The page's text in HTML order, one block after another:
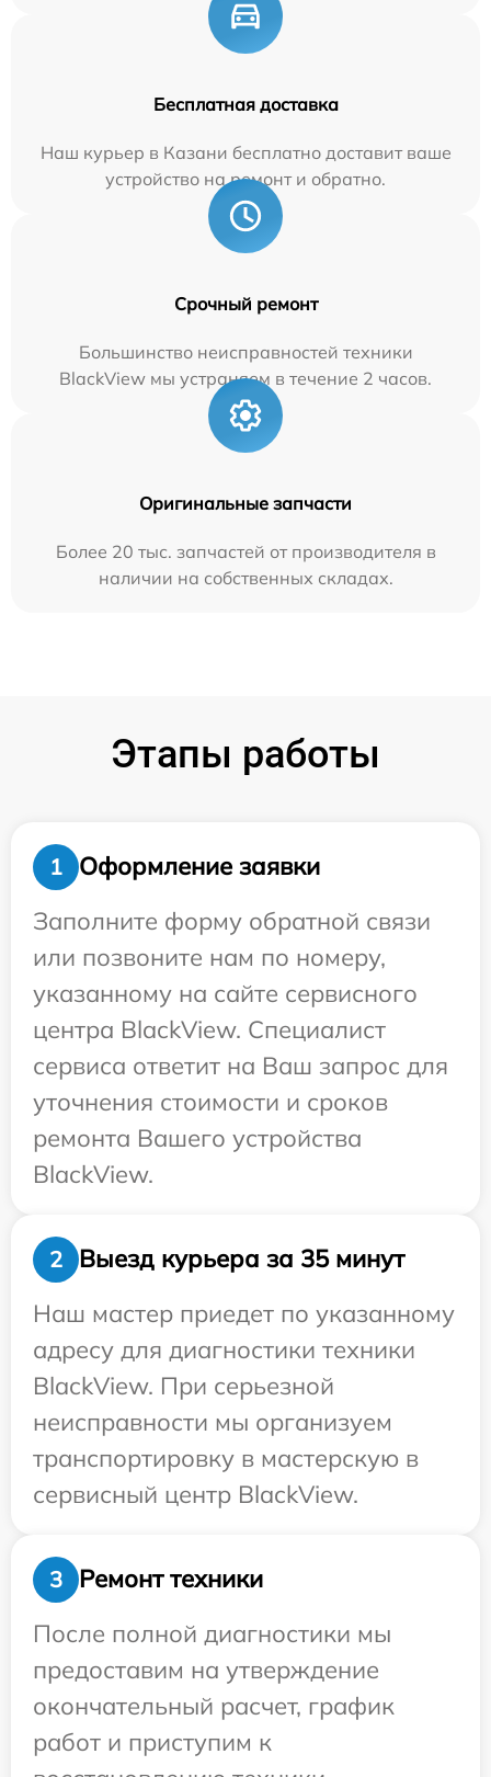
Бесплатная доставка
Наш курьер в Казани бесплатно доставит ваше
устройство на ремонт и обратно.
Срочный ремонт
Большинство неисправностей техники
BlackView мы устраняем в течение 2 часов.
Оригинальные запчасти
Более 20 тыс. запчастей от производителя в
наличии на собственных складах.
Этапы работы
1
Оформление заявки
Заполните форму обратной связи
или позвоните нам по номеру,
указанному на сайте сервисного
центра BlackView. Специалист
сервиса ответит на Ваш запрос для
уточнения стоимости и сроков
ремонта Вашего устройства
BlackView.
2
Выезд курьера за 35 минут
Наш мастер приедет по указанному
адресу для диагностики техники
BlackView. При серьезной
неисправности мы организуем
транспортировку в мастерскую в
сервисный центр BlackView.
3
Ремонт техники
После полной диагностики мы
предоставим на утверждение
окончательный расчет, график
работ и приступим к